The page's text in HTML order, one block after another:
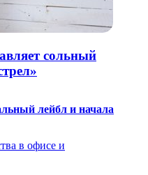
сольный
лейбл и начала
в офисе и